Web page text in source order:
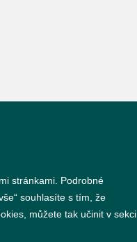
stránkami. Podrobné
souhlasíte s tím, že
můžete tak učinit v sekci